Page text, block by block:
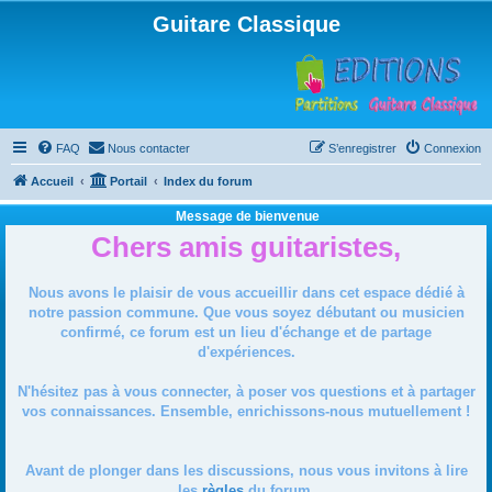
Guitare Classique
FAQ Nous contacter Connexion
S’enregistrer
Accueil Portail Index du forum
Message de bienvenue
Chers amis guitaristes,
Nous avons le plaisir de vous accueillir dans cet espace dédié à
notre passion commune. Que vous soyez débutant ou musicien
confirmé, ce forum est un lieu d'échange et de partage
d'expériences.
N'hésitez pas à vous connecter, à poser vos questions et à partager
vos connaissances. Ensemble, enrichissons-nous mutuellement !
Avant de plonger dans les discussions, nous vous invitons à lire